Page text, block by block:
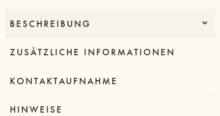
t
e
r
s
BESCHREIBUNG
ZUSÄTZLICHE INFORMATIONEN
KONTAKTAUFNAHME
HINWEISE